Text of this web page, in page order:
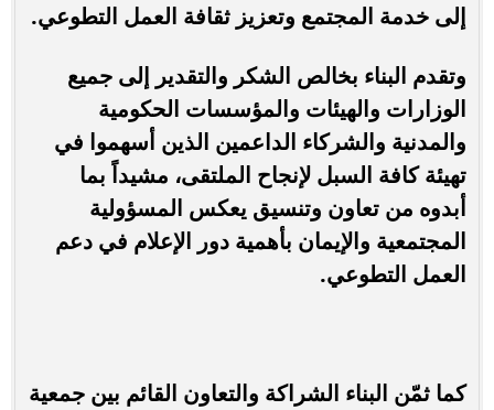
إلى خدمة المجتمع وتعزيز ثقافة العمل التطوعي.
وتقدم البناء بخالص الشكر والتقدير إلى جميع
الوزارات والهيئات والمؤسسات الحكومية
والمدنية والشركاء الداعمين الذين أسهموا في
تهيئة كافة السبل لإنجاح الملتقى، مشيداً بما
أبدوه من تعاون وتنسيق يعكس المسؤولية
المجتمعية والإيمان بأهمية دور الإعلام في دعم
العمل التطوعي.
كما ثمّن البناء الشراكة والتعاون القائم بين جمعية